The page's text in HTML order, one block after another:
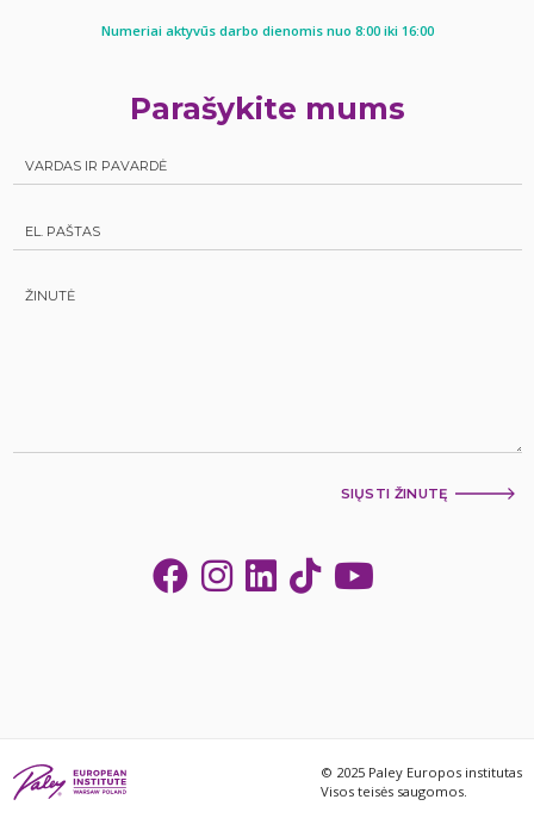
Numeriai aktyvūs darbo dienomis nuo 8:00 iki 16:00
Parašykite mums
SIŲSTI ŽINUTĘ
© 2025 Paley Europos institutas
Visos teisės saugomos.